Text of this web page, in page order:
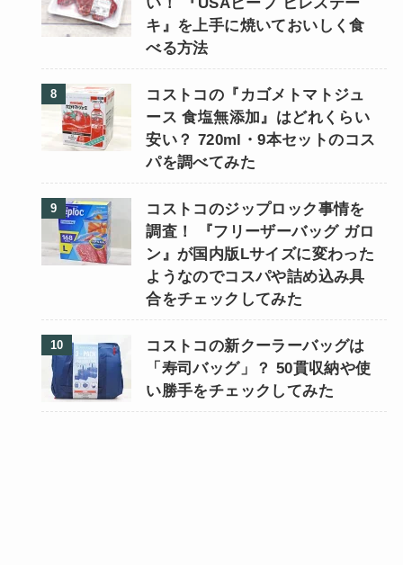
キ』を上手に焼いておいしく食
べる方法
コストコの『カゴメトマトジュ
ース 食塩無添加』はどれくらい
安い？ 720ml・9本セットのコス
パを調べてみた
コストコのジップロック事情を
調査！ 『フリーザーバッグ ガロ
ン』が国内版Lサイズに変わった
ようなのでコスパや詰め込み具
合をチェックしてみた
コストコの新クーラーバッグは
「寿司バッグ」？ 50貫収納や使
い勝手をチェックしてみた